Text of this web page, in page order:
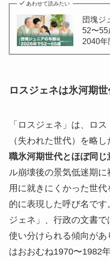
あわせて読みたい
団塊ジ
52〜55
2040年
ロスジェネは氷河期
「ロスジェネ」は、ロ
（失われた世代）を略し
職氷河期世代とほぼ同じ
ル崩壊後の景気低迷期
用に就きにくかった世
的に表現した呼び名で
ジェネ」、行政の文書
使い分けられる傾向が
はおおむね1970〜1982